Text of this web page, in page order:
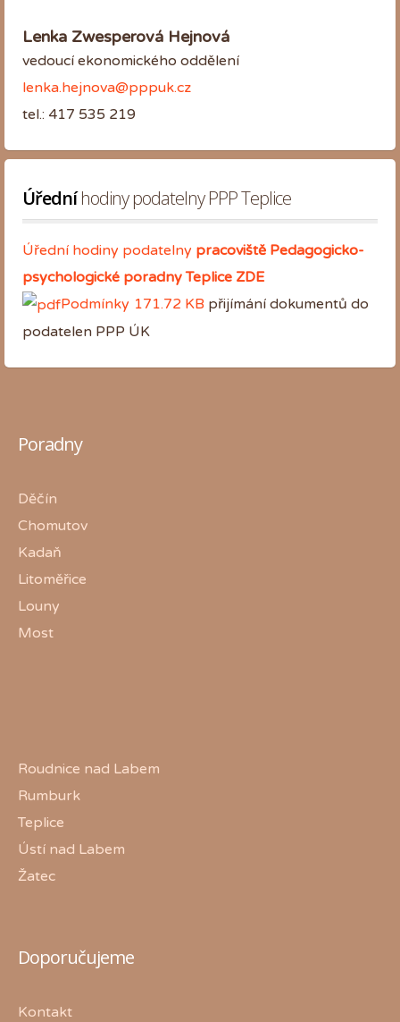
Lenka Zwesperová Hejnová
vedoucí ekonomického oddělení
lenka.hejnova@pppuk.cz
tel.: 417 535 219
Úřední hodiny podatelny PPP Teplice
Úřední hodiny podatelny pracoviště Pedagogicko-
psychologické poradny Teplice ZDE
Podmínky 171.72 KB přijímání dokumentů do
podatelen PPP ÚK
Poradny
Děčín
Chomutov
Kadaň
Litoměřice
Louny
Most
Roudnice nad Labem
Rumburk
Teplice
Ústí nad Labem
Žatec
Doporučujeme
Kontakt